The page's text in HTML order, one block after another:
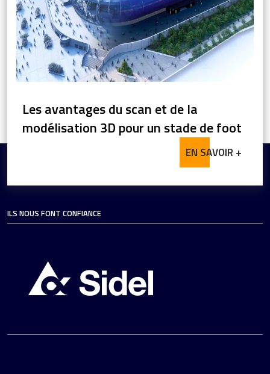
Les avantages du scan et de la
modélisation 3D pour un stade de foot
EN SAVOIR +
ILS NOUS FONT CONFIANCE